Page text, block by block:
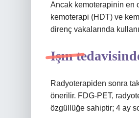
Ancak kemoterapinin en
kemoterapi (HDT) ve
direnç vakalarında
Işın
Radyoterapiden sonra
önerilir. FDG-PET,
özgüllüğe sahiptir; 4 ay